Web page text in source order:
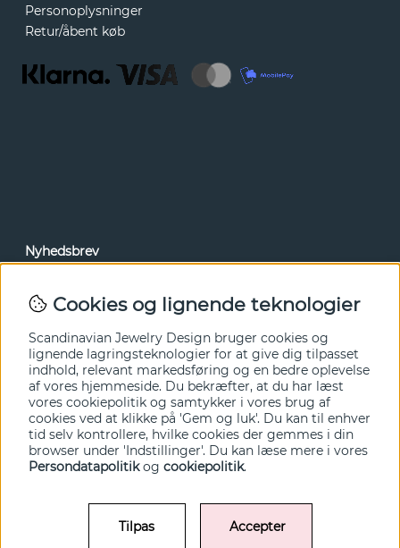
Personoplysninger
Retur/åbent køb
Nyhedsbrev
tilbud før alle andre. Tilmeld dig herunder.
Ja tak!
Cookies og lignende teknologier
Scandinavian Jewelry Design bruger cookies og
lignende lagringsteknologier for at give dig tilpasset
indhold, relevant markedsføring og en bedre oplevelse
af vores hjemmeside. Du bekræfter, at du har læst
vores cookiepolitik og samtykker i vores brug af
cookies ved at klikke på 'Gem og luk'. Du kan til enhver
tid selv kontrollere, hvilke cookies der gemmes i din
browser under 'Indstillinger'. Du kan læse mere i vores
Persondatapolitikog cookiepolitik.
Tilpas Accepter